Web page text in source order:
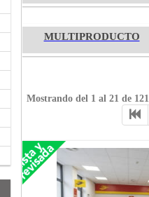
MULTIPRODUCTO
Mostrando del 1 al 21 de 121